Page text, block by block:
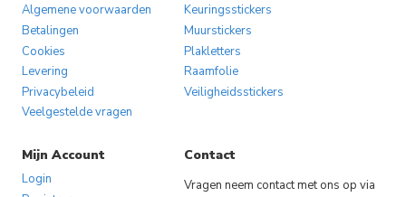
op
productpagina
Algemene voorwaarden
Betalingen
Cookies
Levering
Privacybeleid
Veelgestelde vragen
Keuringsstickers
Muurstickers
Plakletters
Raamfolie
Veiligheidsstickers
Mijn Account
Login
Contact
Vragen neem contact met ons op via